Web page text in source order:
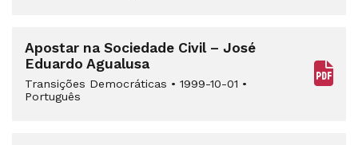
Apostar na Sociedade Civil – José
Eduardo Agualusa
Transições Democráticas • 1999-10-01 •
Português